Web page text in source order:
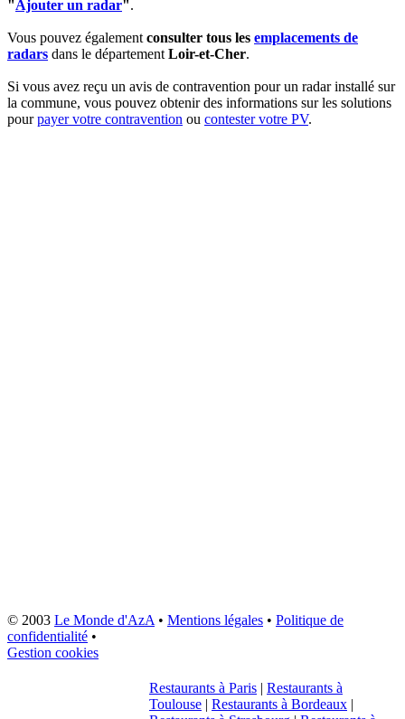
"Ajouter un radar".
Vous pouvez égalementconsulter tous les emplacements de
radars dans le départementLoir-et-Cher.
Si vous avez reçu un avis de contravention pour un radar installé sur
la commune, vous pouvez obtenir des informations sur les solutions
pourpayer votre contravention ou contester votre PV.
© 2003 Le Monde d'AzA• Mentions légales • Politique de
confidentialité •
Gestion cookies
Restaurants à Paris | Restaurants à
Toulouse | Restaurants à Bordeaux |